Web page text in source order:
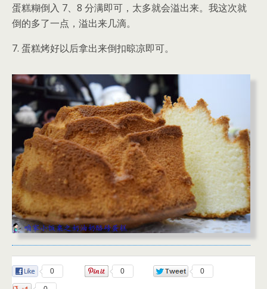
蛋糕糊倒入 7、8 分满即可，太多就会溢出来。我这次就
倒的多了一点，溢出来几滴。
7. 蛋糕烤好以后拿出来倒扣晾凉即可。
0 0 0